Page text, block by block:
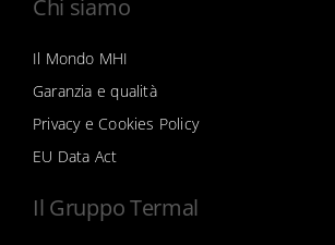
Chi siamo
Il Mondo MHI
Garanzia e qualità
Privacy e Cookies Policy
EU Data Act
Il Gruppo Termal